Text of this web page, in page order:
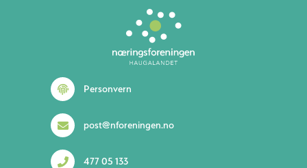
Personvern
post@nforeningen.no
477 05 133